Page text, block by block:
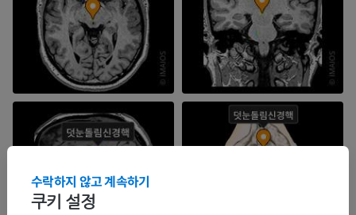
쿠키 설정
수락하지 않고 계속하기